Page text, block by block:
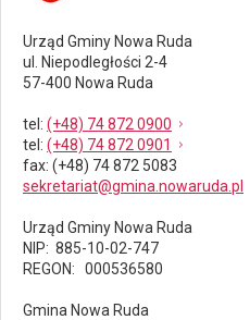
Urząd Gminy Nowa Ruda
ul. Niepodległości 2-4
57-400 Nowa Ruda
tel : (+48) 74 872 0900
tel : (+48) 74 872 0901
fax: (+48) 74 872 5083
sekretariat@gmina.nowaruda.pl
Urząd Gminy Nowa Ruda
NIP: 885-10-02-747
REGON: 000536580
Gmina Nowa Ruda